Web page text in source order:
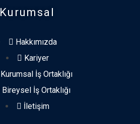
Kurumsal
Hakkımızda
Kariyer
Kurumsal İş Ortaklığı
Bireysel İş Ortaklığı
İletişim